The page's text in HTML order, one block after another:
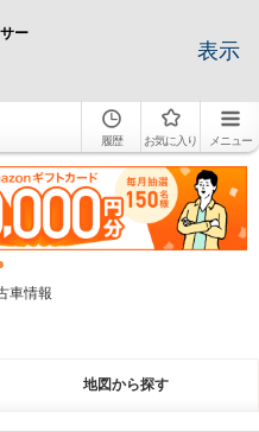
ー
表示
履歴 お気に入り メニュー
車情報
地図から探す